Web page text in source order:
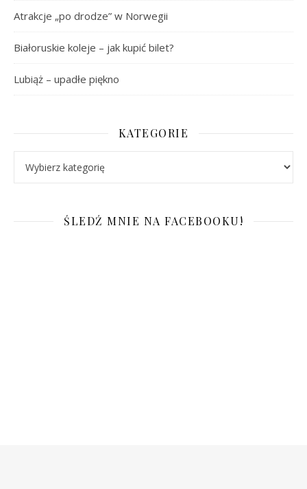
Atrakcje „po drodze” w Norwegii
Białoruskie koleje – jak kupić bilet?
Lubiąż – upadłe piękno
KATEGORIE
ŚLEDŹ MNIE NA FACEBOOKU!